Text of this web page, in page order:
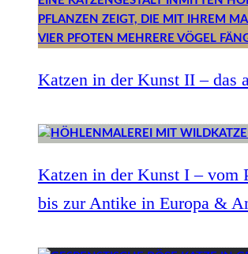
Katzen in der Kunst II – das
Katzen in der Kunst I – vom
bis zur Antike in Europa &